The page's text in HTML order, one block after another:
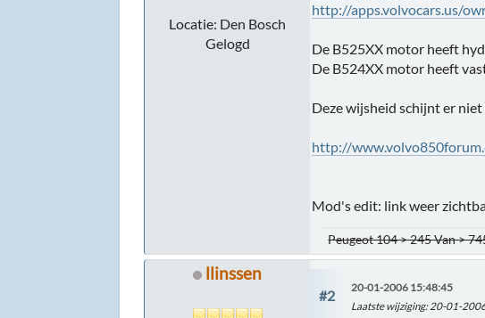
Locatie: Den Bosch
Gelogd
http://apps.volvocars.us/
De B525XX motor heeft
De B524XX motor heeft
Deze wijsheid schijnt er
http://
Mod's edit: link weer
Peugeot 104 > 245 Van >
llinssen
#2
20-01-2006 15:48:45
Laatste wijziging: 20-01-